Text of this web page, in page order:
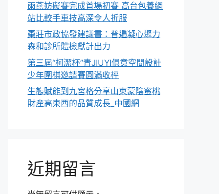
雨燕妨礙賽完成首場初賽 高台包養網
站比較手車技高深令人折服
棗莊市政協發建議書：普遍凝心聚力
森和診所體檢獻計出力
第三屆“柯潔杯”青JIUYI俱意空間設計
少年圍棋邀請賽圓滿收枰
生態賦能到九宮格分享山東蒙陰蜜桃
財產高東西的品質成長_中國網
近期留言